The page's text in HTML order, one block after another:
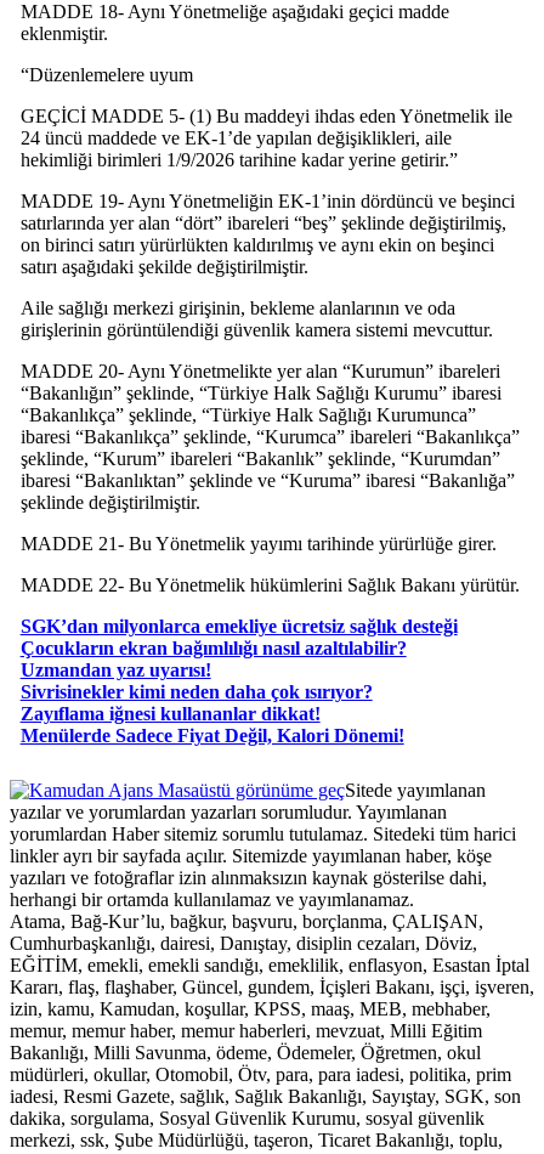
MADDE 18- Aynı Yönetmeliğe aşağıdaki geçici madde
eklenmiştir.
“Düzenlemelere uyum
GEÇİCİ MADDE 5- (1) Bu maddeyi ihdas eden Yönetmelik ile
24 üncü maddede ve EK-1’de yapılan değişiklikleri, aile
hekimliği birimleri 1/9/2026 tarihine kadar yerine getirir.”
MADDE 19- Aynı Yönetmeliğin EK-1’inin dördüncü ve beşinci
satırlarında yer alan “dört” ibareleri “beş” şeklinde değiştirilmiş,
on birinci satırı yürürlükten kaldırılmış ve aynı ekin on beşinci
satırı aşağıdaki şekilde değiştirilmiştir.
Aile sağlığı merkezi girişinin, bekleme alanlarının ve oda
girişlerinin görüntülendiği güvenlik kamera sistemi mevcuttur.
MADDE 20- Aynı Yönetmelikte yer alan “Kurumun” ibareleri
“Bakanlığın” şeklinde, “Türkiye Halk Sağlığı Kurumu” ibaresi
“Bakanlıkça” şeklinde, “Türkiye Halk Sağlığı Kurumunca”
ibaresi “Bakanlıkça” şeklinde, “Kurumca” ibareleri “Bakanlıkça”
şeklinde, “Kurum” ibareleri “Bakanlık” şeklinde, “Kurumdan”
ibaresi “Bakanlıktan” şeklinde ve “Kuruma” ibaresi “Bakanlığa”
şeklinde değiştirilmiştir.
MADDE 21- Bu Yönetmelik yayımı tarihinde yürürlüğe girer.
MADDE 22- Bu Yönetmelik hükümlerini Sağlık Bakanı yürütür.
SGK’dan milyonlarca emekliye ücretsiz sağlık desteği
Çocukların ekran bağımlılığı nasıl azaltılabilir?
Uzmandan yaz uyarısı!
Sivrisinekler kimi neden daha çok ısırıyor?
Zayıflama iğnesi kullananlar dikkat!
​Menülerde Sadece Fiyat Değil, Kalori Dönemi!
Masaüstü görünüme geçSitede yayımlanan
yazılar ve yorumlardan yazarları sorumludur. Yayımlanan
yorumlardan Haber sitemiz sorumlu tutulamaz. Sitedeki tüm harici
linkler ayrı bir sayfada açılır. Sitemizde yayımlanan haber, köşe
yazıları ve fotoğraflar izin alınmaksızın kaynak gösterilse dahi,
herhangi bir ortamda kullanılamaz ve yayımlanamaz.
Atama, Bağ-Kur’lu, bağkur, başvuru, borçlanma, ÇALIŞAN,
Cumhurbaşkanlığı, dairesi, Danıştay, disiplin cezaları, Döviz,
EĞİTİM, emekli, emekli sandığı, emeklilik, enflasyon, Esastan İptal
Kararı, flaş, flaşhaber, Güncel, gundem, İçişleri Bakanı, işçi, işveren,
izin, kamu, Kamudan, koşullar, KPSS, maaş, MEB, mebhaber,
memur, memur haber, memur haberleri, mevzuat, Milli Eğitim
Bakanlığı, Milli Savunma, ödeme, Ödemeler, Öğretmen, okul
müdürleri, okullar, Otomobil, Ötv, para, para iadesi, politika, prim
iadesi, Resmi Gazete, sağlık, Sağlık Bakanlığı, Sayıştay, SGK, son
dakika, sorgulama, Sosyal Güvenlik Kurumu, sosyal güvenlik
merkezi, ssk, Şube Müdürlüğü, taşeron, Ticaret Bakanlığı, toplu,